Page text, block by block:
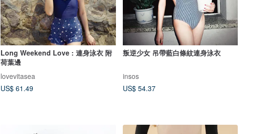
Long Weekend Love : 連身泳衣 附
荷葉邊
lovevitasea
US$ 61.49
叛逆少女 吊帶藍白條紋連身泳衣
insos
US$ 54.37